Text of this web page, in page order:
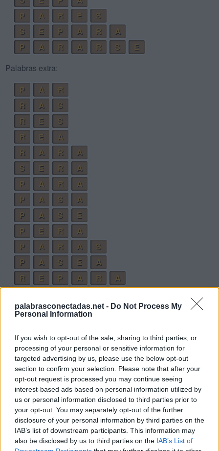
palabrasconectadas.net - Do Not Process My
Personal Information
If you wish to opt-out of the sale, sharing to third parties, or
processing of your personal or sensitive information for
targeted advertising by us, please use the below opt-out
section to confirm your selection. Please note that after your
opt-out request is processed you may continue seeing
interest-based ads based on personal information utilized by
us or personal information disclosed to third parties prior to
your opt-out. You may separately opt-out of the further
disclosure of your personal information by third parties on the
IAB’s list of downstream participants. This information may
also be disclosed by us to third parties on the IAB’s List of
P
A R E
S
S
E P A R
A
P
A R A R S
E
Palabras extra:
P
A
R
R
A
S
R
E
S
R
E
A
R
A R
A
S
E R
A
P
A R
A
P
A S
A
P
A S
E
P
E R
A
P
A R A
S
P
A S E
A
R
E P A R
A
R
E P A S A
R
A
R
A
A
S
A
E
P
A
E
S
A
E
R
A
A
R
E
R
A P
A